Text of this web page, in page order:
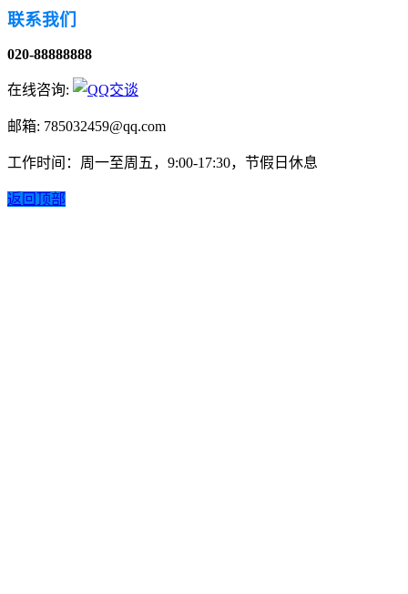
联系我们
020-88888888
在线咨询:
邮箱: 785032459@qq.com
工作时间：周一至周五，9:00-17:30，节假日休息
返回顶部